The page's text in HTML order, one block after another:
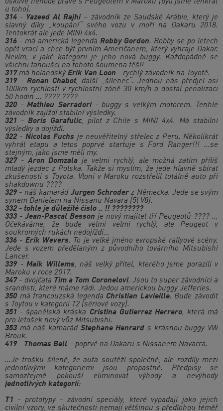
u toho).
314 - Yazeed Al Rajhi– závodník ze Saudské Arábie, který je
slavný díky „koupání“ svého vozu v moři na Dakaru 2018.
Tentokrát ale jede MINI 4x4.
316 - má americká legenda Robby Gordon. Robby se po letech
opět vrací a chce být prvním Američanem, který vyhraje Dakar.
Nevím, v jaké kategorii je jeho nová buggy. Každopádně se
všichni fanoušci na tohoto šoumena těší!
317má holandský Erik Van Loon - rychlý závodník na Toyotě.
319-Ronan Chabot, další „šílenec“. Jednou nás předjel asi
100km rychlostí v rychlostní zóně 30 km/h a dostal penalizaci
50 hodin ... ???? ????
320 -Mathieu Serradori- buggy s velkým motorem. Tenhle
závodník zajíždí stabilní výsledky.
321 - Boris Garafulic, pilot z Chile s MINI 4x4. Má stabilní
výsledky a dojíždí.
322- Nicolas Fuchs je neuvěřitelný střelec z Peru. Několikrát
vyhrál etapu a letos poprvé startuje s Ford Ranger!!! ...se
stejným, jako jsme měli my.
327-Aron Domzala je velmi rychlý, ale možná zatím příliš
mladý jezdec z Polska. Takže si myslím, že jede hlavně sbírat
zkušenosti s Toyota. Vloni v Maroku rozstřelil totálně auto při
shakdownu ????
329- náš kamarád Jurgen Schroder z Německa. Jede se svým
synem Danielem na Nissanu Navara (5l V8).
332 - tohle je důležité číslo .. !! ????????
333 - Jean-Pascal Besson je nový majitel tří Peugeotů ???? ...
Očekáváme, že bude velmi velmi rychlý, ale Peugeot v
soukromých rukách nedojíždí…
336 - Erik Wevers. To je velké jméno evropské rallyové scény.
Jede s vozem předělaným z původního továrního Mitsubishi
Lancer.
339- Maik Willems, náš velký přítel, kterého jsme porazili v
Maroku v roce 2017.
347- dvojčata Tim a Tom Coronelovi. Jsou to super závodníci a
srandisti, které máme rádi. Jedou americkou buggy Jefferies.
350 má francouzská legenda Christian Lavieille. Bude závodit
s Toytou v kategorii T2 (sériové vozy).
351 - španělská kráska Cristina Gutierrez Herrero, která má
pro letošek nový vůz Mitsubishi.
353 má náš kamarád Stephane Henrard s krásnou buggy VW
Brouk.
419- Thomas Bell – poprvé na Dakaru s Nissanem Navarra.
...Je trošku šílené, že auta soutěží společně, ale rozdíly mezi
jednotlivými kategoriemi jsou propastné. Předpisy se
samozřejmě pokouší eliminovat výhody a nevýhody
jednotlivých kategorií:
T1 - prototypy - závodní speciály, které vypadají jako jejich
civilní vzory, ve skutečnosti nemají většinou s předlohou téměř